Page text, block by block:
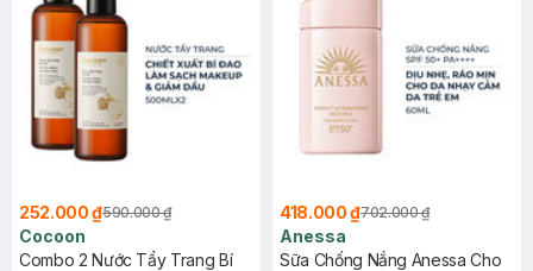
252.000 ₫590.000 ₫
Cocoon
Combo 2 Nước Tẩy Trang Bí
418.000 ₫702.000 ₫
Anessa
Sữa Chống Nắng Anessa Cho